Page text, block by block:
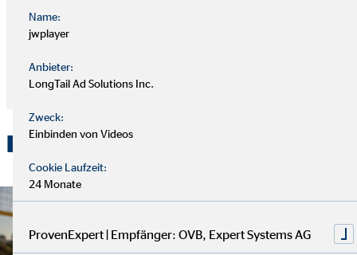
denen Sie bisher zur Seite gestanden haben, danke ich Ihnen.
Dies umso mehr in einer Zeit, in der allzu oft menschliche
Pfarrer Franz Meurer
Ein Blick auf die Hilfsprojekte
Name:
jwplayer
Anbieter:
LongTail Ad Solutions Inc.
Zweck:
Einbinden von Videos
Cookie Laufzeit:
24 Monate
ProvenExpert | Empfänger: OVB, Expert Systems AG